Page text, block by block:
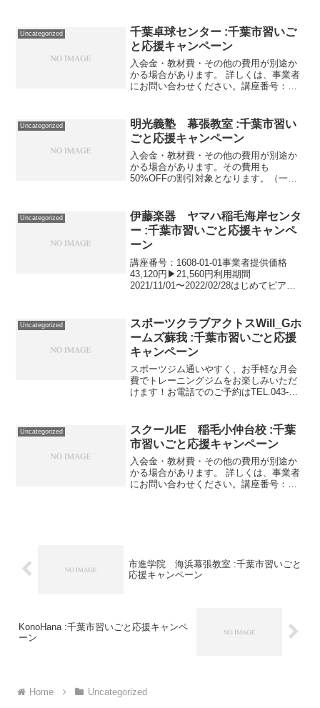
2022/03/31中３生対象 公立...
Uncategorized
千葉卓球センター :千葉市習いご
と応援キャンペーン
入会金・教材費・その他の費用が別途か
かる場合があります。 詳しくは、事業者
にお問い合わせください。講座番号：
歳以上対象。講座番号：151...
Uncategorized
明光義塾 幕張教室 :千葉市習い
ごと応援キャンペーン
入会金・教材費・その他の費用が別途か
かる場合があります。その費用も
50%OFFの割引対象となります。（一部
01-01事業者提供価格59,400円▶29,700円
利用...
Uncategorized
伊藤楽器 ヤマハ稲毛海岸センタ
ー :千葉市習いごと応援キャンペ
ーン
講座番号：1608-01-01事業者提供価格
43,120円▶21,560円利用期間
2021/11/01〜2022/02/28はじめてピアノ
実費となります。講...
Uncategorized
スポーツクラブアクトスWill_Gホ
ームズ蘇我 :千葉市習いごと応援
キャンペーン
スポーツジム通いやすく、お手軽な月会
費でトレーニングジムをお楽しみいただ
けます！お電話でのご予約はTEL.043-
円(税抜)と低価格ながら営業時間内で...
Uncategorized
スクールIE 稲毛小仲台校 :千葉
市習いごと応援キャンペーン
入会金・教材費・その他の費用が別途か
かる場合があります。 詳しくは、事業者
にお問い合わせください。講座番号：
市進学院 海浜幕張教室 :千葉市習いごと
応援キャンペーン
KonoHana :千葉市習いごと応援キャンペ
ーン
Home Uncategorized